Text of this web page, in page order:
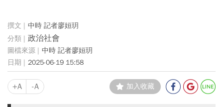
中時 記者廖姮玥
政治社會
中時 記者廖姮玥
2025-06-19 15:58
+A -A 加入收藏